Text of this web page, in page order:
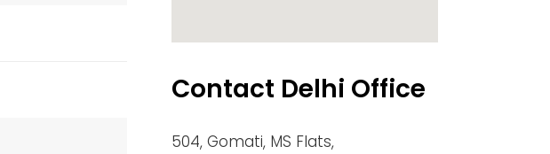
Contact Delhi Office
504, Gomati, MS Flats,